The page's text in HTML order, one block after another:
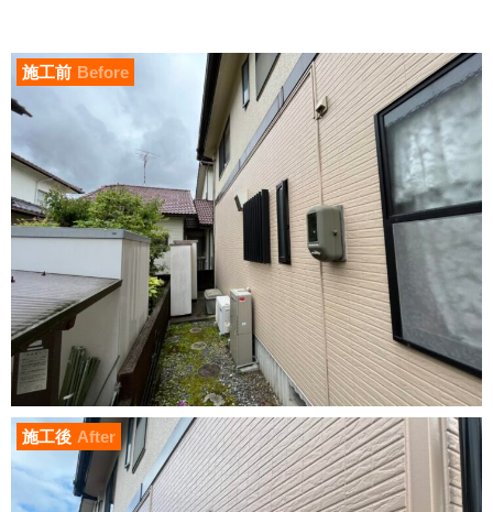
施工前 Before
施工後 After